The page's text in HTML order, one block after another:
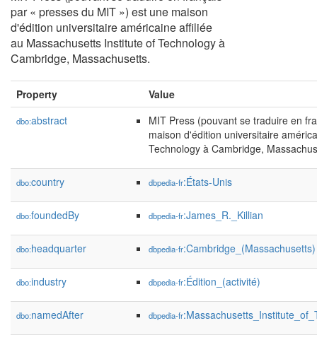
par « presses du MIT ») est une maison
d'édition universitaire américaine affiliée
au Massachusetts Institute of Technology à
Cambridge, Massachusetts.
Property Value
dbo:abstract
MIT Press (pouvant se traduire en
maison d'édition universitaire
Technology à Cambridge,
dbo:country dbpedia-fr:États-Unis
dbo:foundedBy dbpedia-fr:James_R._Killian
dbo:headquarter dbpedia-fr:Cambridge_(Massachusetts)
dbo:industry dbpedia-fr:Édition_(activité)
dbo:namedAfter dbpedia-fr